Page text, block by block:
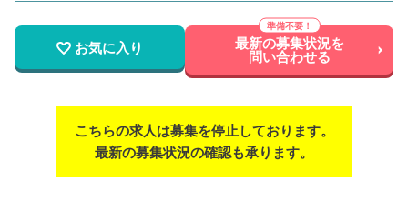
お気に入り 最新の募集状況を
問い合わせる
こちらの求人は募集を停止しております。
最新の募集状況の確認も承ります。